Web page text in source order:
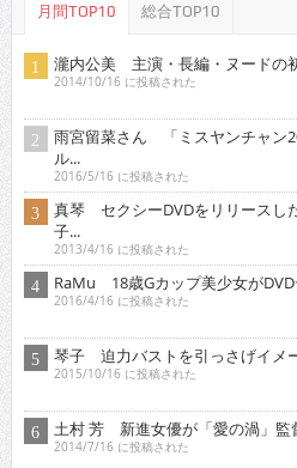
月間TOP10 総合TOP10
瀧内公美 主演・長編・ヌードの
2014/10/16 に投稿された
雨宮留菜さん 「ミスヤンチャン
ル...
2016/5/16 に投稿された
真琴 セクシーDVDをリリースし
子...
2013/4/16 に投稿された
RaMu 18歳Gカップ美少女がDVD
2016/4/16 に投稿された
琴子 迫力バストを引っさげイメ
2015/10/16 に投稿された
土村 芳 新進女優が「愛の渦」監
2014/7/16 に投稿された